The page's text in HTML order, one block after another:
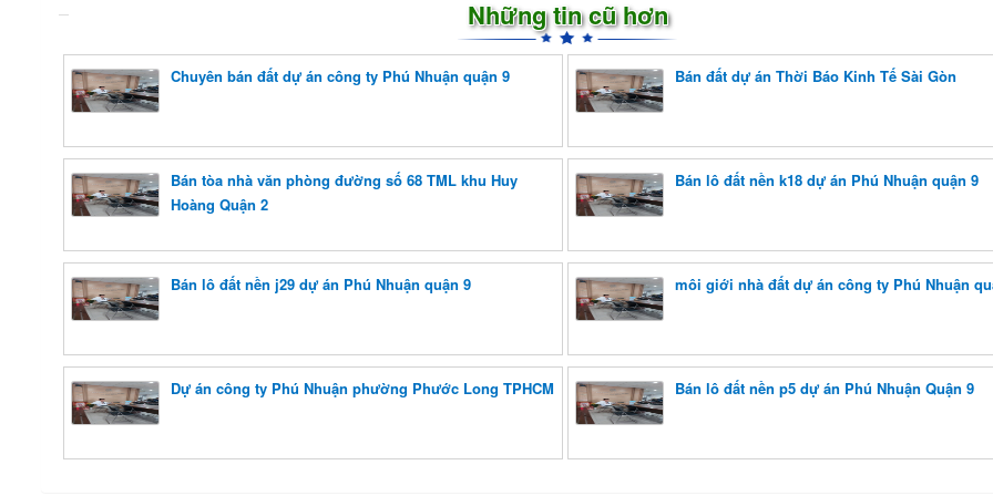
Những tin cũ hơn
Chuyên bán đất dự án công ty Phú Nhuận quận 9 Bán đất dự án Thời Báo Kinh Tế Sài Gòn
Bán tòa nhà văn phòng đường số 68 TML khu Huy
Hoàng Quận 2
Bán lô đất nền k18 dự án Phú Nhuận quận 9
Bán lô đất nền j29 dự án Phú Nhuận quận 9 môi giới nhà đất dự án công ty Phú Nhuận
Dự án công ty Phú Nhuận phường Phước Long TPHCM Bán lô đất nền p5 dự án Phú Nhuận Quận 9